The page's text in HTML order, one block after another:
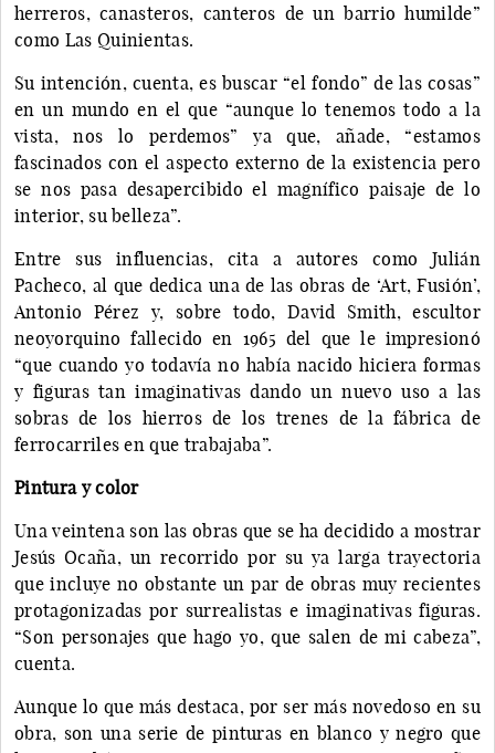
herreros, canasteros, canteros de un barrio humilde”
como Las Quinientas.
Su intención, cuenta, es buscar “el fondo” de las cosas”
en un mundo en el que “aunque lo tenemos todo a la
vista, nos lo perdemos” ya que, añade, “estamos
fascinados con el aspecto externo de la existencia pero
se nos pasa desapercibido el magnífico paisaje de lo
interior, su belleza”.
Entre sus influencias, cita a autores como Julián
Pacheco, al que dedica una de las obras de ‘Art, Fusión’,
Antonio Pérez y, sobre todo, David Smith, escultor
neoyorquino fallecido en 1965 del que le impresionó
“que cuando yo todavía no había nacido hiciera formas
y figuras tan imaginativas dando un nuevo uso a las
sobras de los hierros de los trenes de la fábrica de
ferrocarriles en que trabajaba”.
Pintura y color
Una veintena son las obras que se ha decidido a mostrar
Jesús Ocaña, un recorrido por su ya larga trayectoria
que incluye no obstante un par de obras muy recientes
protagonizadas por surrealistas e imaginativas figuras.
“Son personajes que hago yo, que salen de mi cabeza”,
cuenta.
Aunque lo que más destaca, por ser más novedoso en su
obra, son una serie de pinturas en blanco y negro que